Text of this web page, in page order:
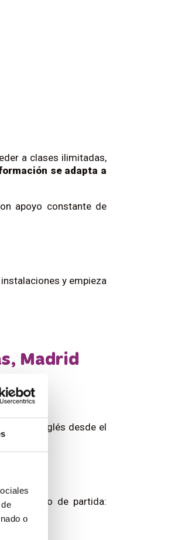
o
a clases ilimitadas,
se adapta a
apoyo constante de
y empieza
Madrid
hables inglés desde el
tu punto de partida: